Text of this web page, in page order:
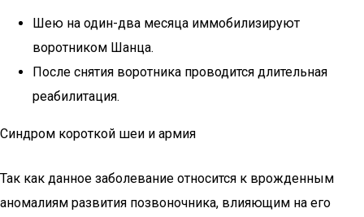
Шею на один-два месяца иммобилизируют
воротником Шанца.
После снятия воротника проводится длительная
реабилитация.
Синдром короткой шеи и армия
Так как данное заболевание относится к врожденным
аномалиям развития позвоночника, влияющим на его